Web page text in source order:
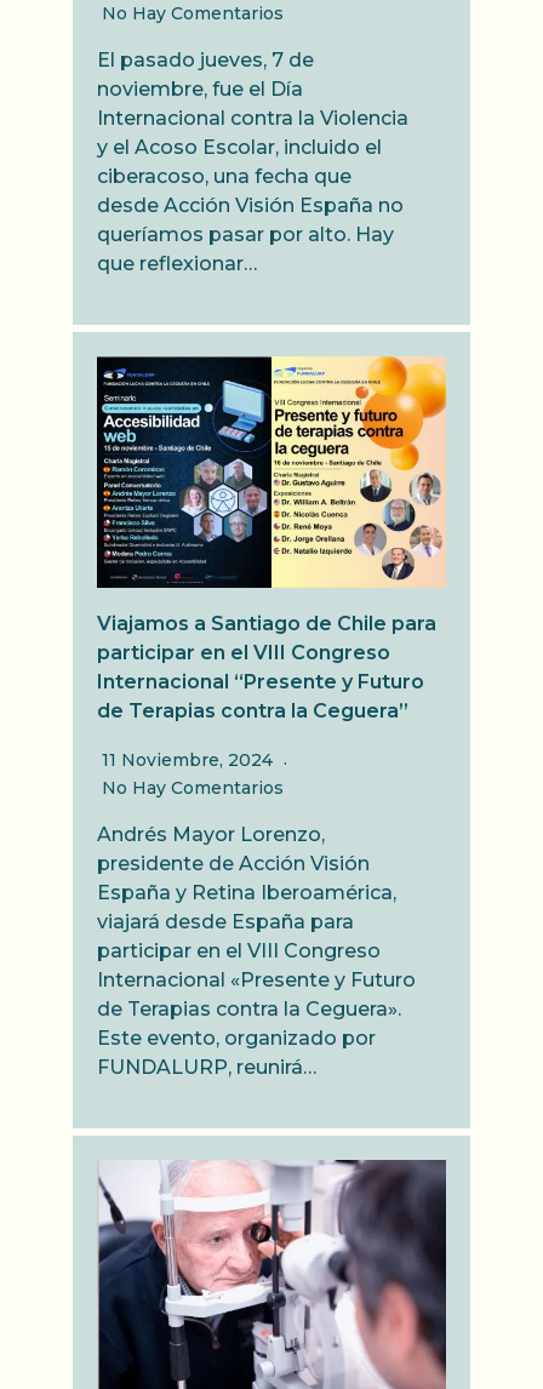
No Hay Comentarios
El pasado jueves, 7 de
noviembre, fue el Día
Internacional contra la Violencia
y el Acoso Escolar, incluido el
ciberacoso, una fecha que
desde Acción Visión España no
queríamos pasar por alto. Hay
que reflexionar…
Viajamos a Santiago de Chile para
participar en el VIII Congreso
Internacional “Presente y Futuro
de Terapias contra la Ceguera”
11 Noviembre, 2024
No Hay Comentarios
Andrés Mayor Lorenzo,
presidente de Acción Visión
España y Retina Iberoamérica,
viajará desde España para
participar en el VIII Congreso
Internacional «Presente y Futuro
de Terapias contra la Ceguera».
Este evento, organizado por
FUNDALURP, reunirá…